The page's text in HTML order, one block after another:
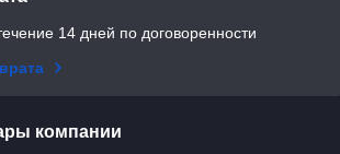
14 дней по договоренности
компании